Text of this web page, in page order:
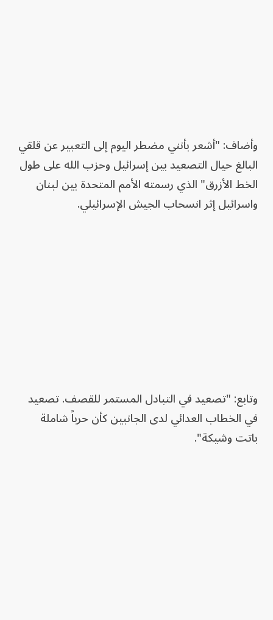
وأضاف: "أشعر بأنني مضطر اليوم إلى التعبير عن قلقي
البالغ حيال التصعيد بين إسرائيل وحزب الله على طول
الخط الأزرق" الذي رسمته الأمم المتحدة بين لبنان
واسرائيل إثر انسحاب الجيش الإسرائيلي.
وتابع: "تصعيد في التبادل المستمر للقصف. تصعيد
في الخطاب العدائي لدى الجانبين كأن حرباً شاملة
باتت وشيكة".